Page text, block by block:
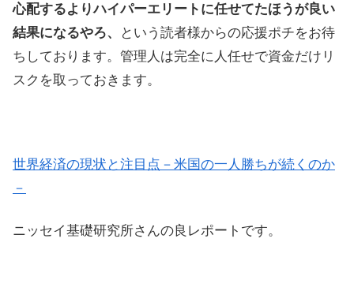
心配するよりハイパーエリートに任せてたほうが良い
結果になるやろ、
という読者様からの応援ポチをお待
ちしております。管理人は完全に人任せで資金だけリ
スクを取っておきます。
世界経済の現状と注目点－米国の一人勝ちが続くのか
－
ニッセイ基礎研究所さんの良レポートです。